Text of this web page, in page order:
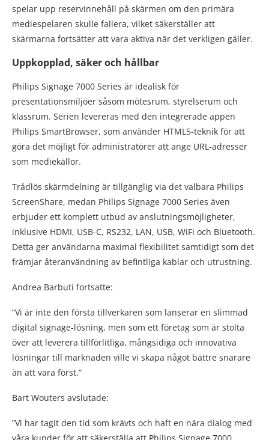
spelar upp reservinnehåll på skärmen om den primära
mediespelaren skulle fallera, vilket säkerställer att
skärmarna fortsätter att vara aktiva när det verkligen gäller.
Uppkopplad, säker och hållbar
Philips Signage 7000 Series är idealisk för
presentationsmiljöer såsom mötesrum, styrelserum och
klassrum. Serien levereras med den integrerade appen
Philips SmartBrowser, som använder HTML5-teknik för att
göra det möjligt för administratörer att ange URL-adresser
som mediekällor.
Trådlös skärmdelning är tillgänglig via det valbara Philips
ScreenShare, medan Philips Signage 7000 Series även
erbjuder ett komplett utbud av anslutningsmöjligheter,
inklusive HDMI, USB-C, RS232, LAN, USB, WiFi och Bluetooth.
Detta ger användarna maximal flexibilitet samtidigt som det
främjar återanvändning av befintliga kablar och utrustning.
Andrea Barbuti fortsatte:
”Vi är inte den första tillverkaren som lanserar en slimmad
digital signage-lösning, men som ett företag som är stolta
över att leverera tillförlitliga, mångsidiga och innovativa
lösningar till marknaden ville vi skapa något bättre snarare
än att vara först.”
Bart Wouters avslutade:
”Vi har tagit den tid som krävts och haft en nära dialog med